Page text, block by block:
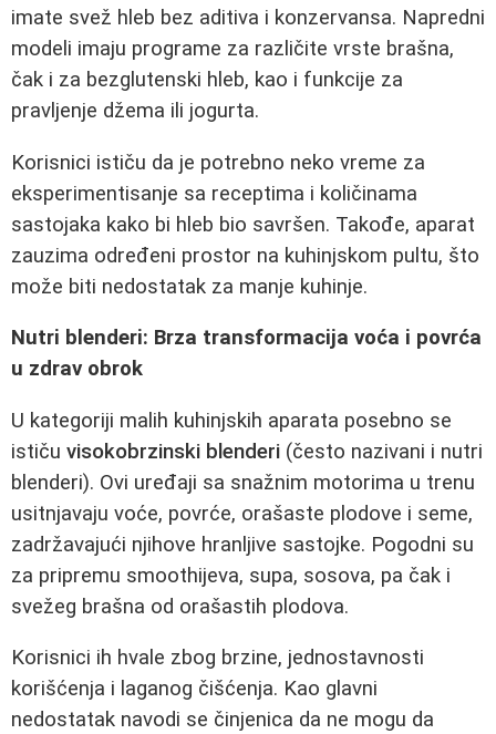
imate svež hleb bez aditiva i konzervansa. Napredni
modeli imaju programe za različite vrste brašna,
čak i za bezglutenski hleb, kao i funkcije za
pravljenje džema ili jogurta.
Korisnici ističu da je potrebno neko vreme za
eksperimentisanje sa receptima i količinama
sastojaka kako bi hleb bio savršen. Takođe, aparat
zauzima određeni prostor na kuhinjskom pultu, što
može biti nedostatak za manje kuhinje.
Nutri blenderi: Brza transformacija voća i povrća
u zdrav obrok
U kategoriji malih kuhinjskih aparata posebno se
ističu visokobrzinski blenderi (često nazivani i nutri
blenderi). Ovi uređaji sa snažnim motorima u trenu
usitnjavaju voće, povrće, orašaste plodove i seme,
zadržavajući njihove hranljive sastojke. Pogodni su
za pripremu smoothijeva, supa, sosova, pa čak i
svežeg brašna od orašastih plodova.
Korisnici ih hvale zbog brzine, jednostavnosti
korišćenja i laganog čišćenja. Kao glavni
nedostatak navodi se činjenica da ne mogu da